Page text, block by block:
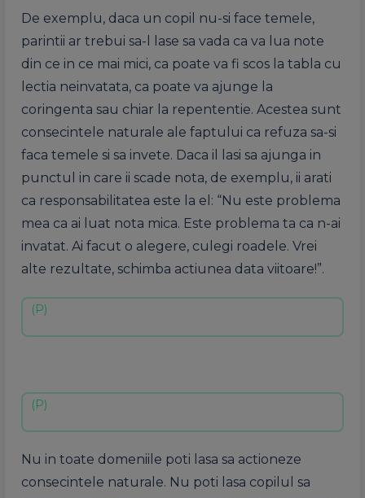
De exemplu, daca un copil nu-si face temele,
parintii ar trebui sa-l lase sa vada ca va lua note
din ce in ce mai mici, ca poate va fi scos la tabla cu
lectia neinvatata, ca poate va ajunge la
coringenta sau chiar la repententie. Acestea sunt
consecintele naturale ale faptului ca refuza sa-si
faca temele si sa invete. Daca il lasi sa ajunga in
punctul in care ii scade nota, de exemplu, ii arati
ca responsabilitatea este la el: “Nu este problema
mea ca ai luat nota mica. Este problema ta ca n-ai
invatat. Ai facut o alegere, culegi roadele. Vrei
alte rezultate, schimba actiunea data viitoare!”.
Nu in toate domeniile poti lasa sa actioneze
consecintele naturale. Nu poti lasa copilul sa